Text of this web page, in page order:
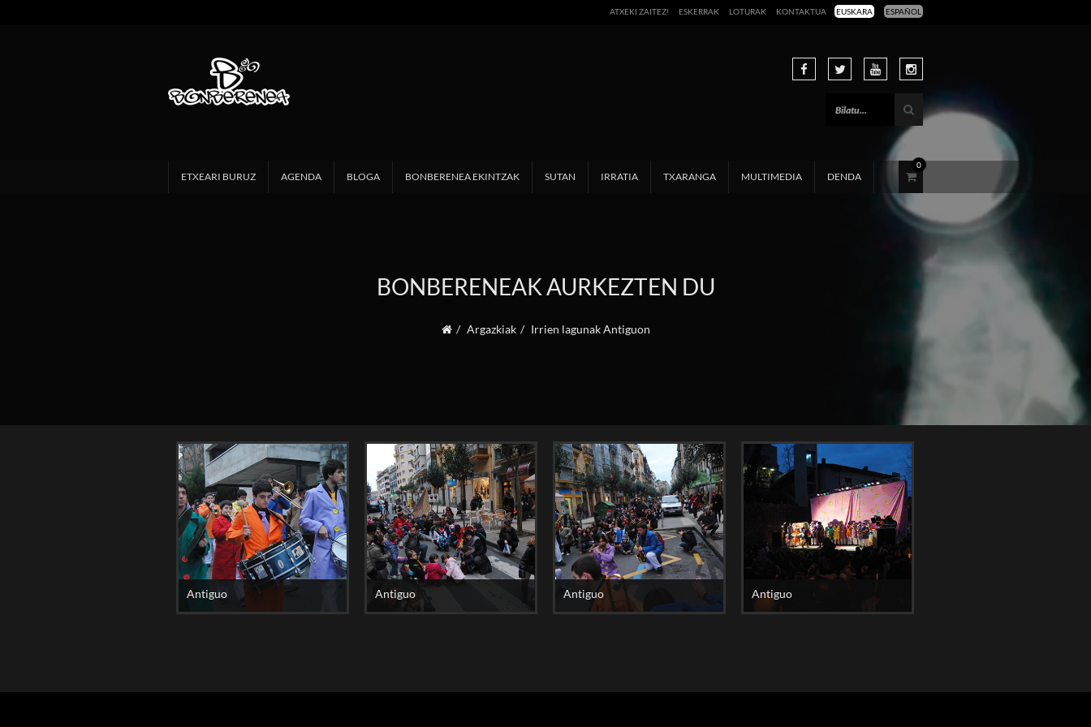
EUSKARA ESPAÑOL
ATXEKI ZAITEZ! ESKERRAK LOTURAK KONTAKTUA
ETXEARI BURUZ AGENDA BLOGA BONBERENEA EKINTZAK SUTAN IRRATIA TXARANGA MULTIMEDIA DENDA
0
BONBERENEAK AURKEZTEN DU
Argazkiak Irrien lagunak Antiguon
Antiguo Antiguo Antiguo Antiguo